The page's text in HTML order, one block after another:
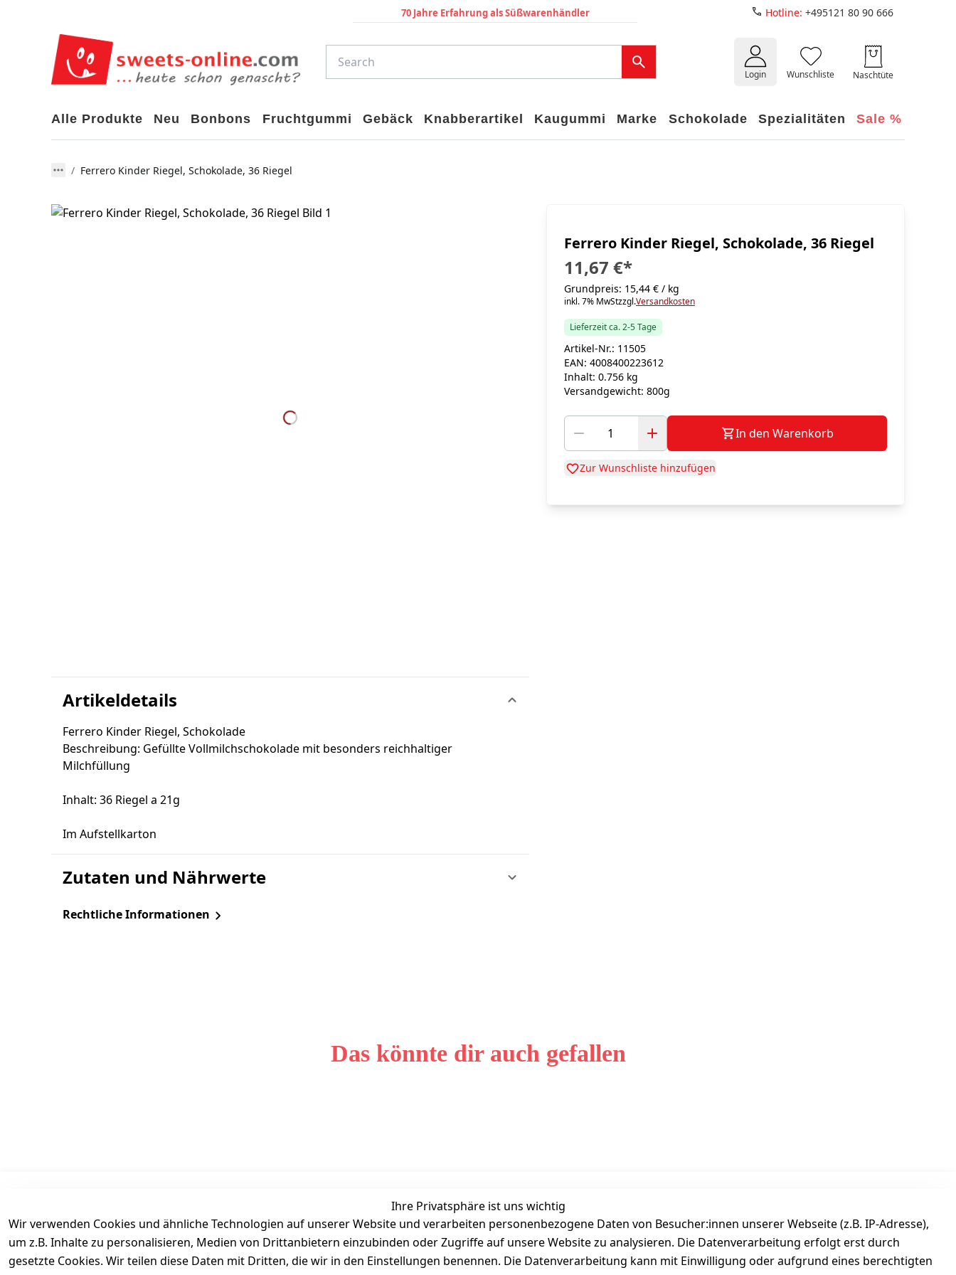
70 Jahre Erfahrung als Süßwarenhändler Hotline: +495121 80 90 666
Login Wunschliste Naschtüte
Alle Produkte Neu Bonbons Fruchtgummi Gebäck Knabberartikel Kaugummi Marke Schokolade Spezialitäten Sale %
Ferrero Kinder Riegel, Schokolade, 36 Riegel
Ferrero Kinder Riegel, Schokolade, 36 Riegel
11,67 €*
Grundpreis: 15,44 € / kg
inkl. 7% MwStzzgl.Versandkosten
Lieferzeit ca. 2-5 Tage
Artikel-Nr.: 11505
EAN: 4008400223612
Inhalt: 0.756 kg
Versandgewicht: 800g
In den Warenkorb
Zur Wunschliste hinzufügen
Artikeldetails
Ferrero Kinder Riegel, Schokolade
Beschreibung: Gefüllte Vollmilchschokolade mit besonders reichhaltiger
Milchfüllung
Inhalt: 36 Riegel a 21g
Im Aufstellkarton
Zutaten und Nährwerte
Rechtliche Informationen
Das könnte dir auch gefallen
Ihre Privatsphäre ist uns wichtig
Wir verwenden Cookies und ähnliche Technologien auf unserer Website und verarbeiten personenbezogene Daten von Besucher:innen unserer Webseite (z.B. IP-Adresse),
um z.B. Inhalte zu personalisieren, Medien von Drittanbietern einzubinden oder Zugriffe auf unsere Website zu analysieren. Die Datenverarbeitung erfolgt erst durch
gesetzte Cookies. Wir teilen diese Daten mit Dritten, die wir in den Einstellungen benennen. Die Datenverarbeitung kann mit Einwilligung oder aufgrund eines berechtigten
AGB
Datenschutz
Kasse
Login
Unternehmen
Bewertung
Kontakt